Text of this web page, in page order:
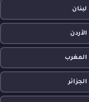
لبنان
الأردن
المغرب
الجزائر